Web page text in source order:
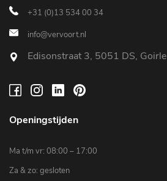
+31 (0)13 534 00 34
info@vervoort.nl
Edisonstraat 3, 5051 DS, Goirle
Openingstijden
Ma t/m vr: 08:00 – 17:00
Za & zo: gesloten